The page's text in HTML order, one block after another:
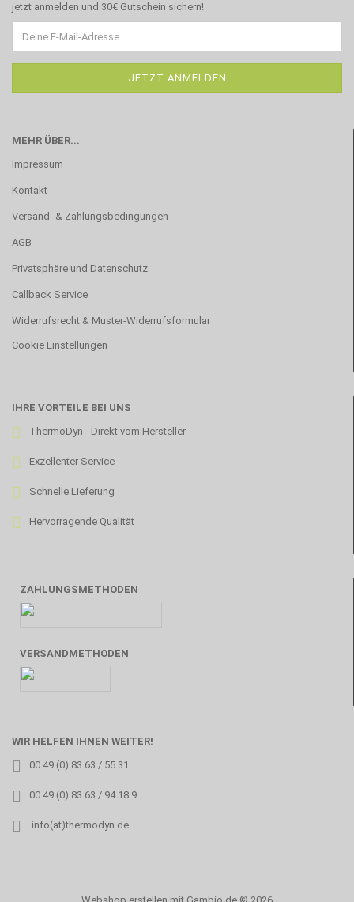
jetzt anmelden und 30€ Gutschein sichern!
MEHR ÜBER...
Impressum
Kontakt
Versand- & Zahlungsbedingungen
AGB
Privatsphäre und Datenschutz
Callback Service
Widerrufsrecht & Muster-Widerrufsformular
Cookie Einstellungen
IHRE VORTEILE BEI UNS
ThermoDyn - Direkt vom Hersteller
Exzellenter Service
Schnelle Lieferung
Hervorragende Qualität
ZAHLUNGSMETHODEN
VERSANDMETHODEN
WIR HELFEN IHNEN WEITER!
00 49 (0) 83 63 / 55 31
00 49 (0) 83 63 / 94 18 9
info(at)thermodyn.de